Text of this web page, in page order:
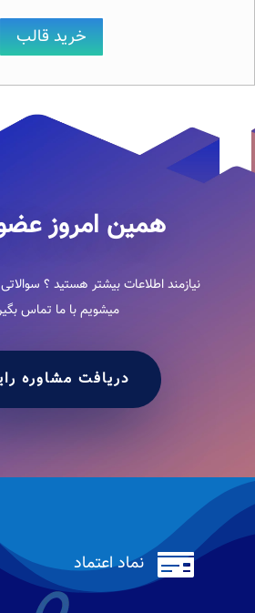
خرید قالب
همین امروز
نیازمند اطلاعات بیشتر هستید ؟
میشویم با ما تماس
دریافت مشاوره
 نماد اعتماد